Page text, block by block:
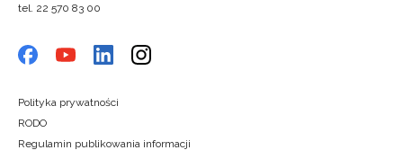
tel. 22 570 83 00
Polityka prywatności
RODO
Regulamin publikowania informacji